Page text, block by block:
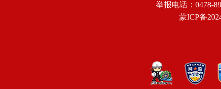
举报电话：0478-
蒙ICP备